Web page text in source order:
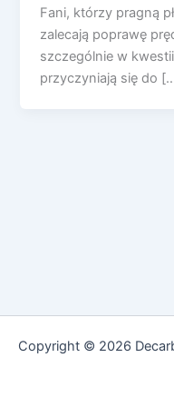
Fani, którzy pragną
zalecają poprawę
szczególnie w
przyczyniają się do
Copyright © 2026